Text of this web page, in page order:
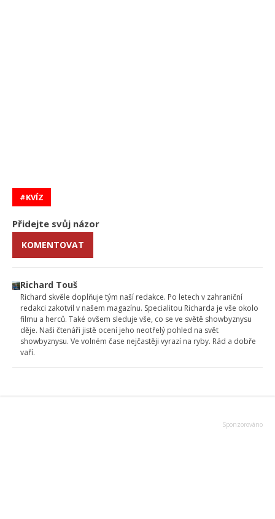
KVÍZ
Přidejte svůj názor
KOMENTOVAT
Richard Touš
Richard skvěle doplňuje tým naší redakce. Po letech v zahraniční
redakci zakotvil v našem magazínu. Specialitou Richarda je vše okolo
filmu a herců. Také ovšem sleduje vše, co se ve světě showbyznysu
děje. Naši čtenáři jistě ocení jeho neotřelý pohled na svět
showbyznysu. Ve volném čase nejčastěji vyrazí na ryby. Rád a dobře
vaří.